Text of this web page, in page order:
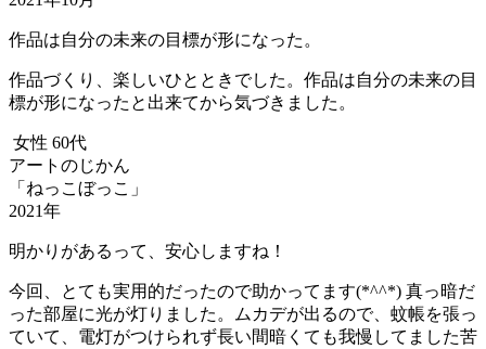
作品は自分の未来の目標が形になった。
作品づくり、楽しいひとときでした。作品は自分の未来の目
標が形になったと出来てから気づきました。
女性 60代
アートのじかん
「ねっこぼっこ」
2021年
明かりがあるって、安心しますね！
今回、とても実用的だったので助かってます(*^^*) 真っ暗だ
った部屋に光が灯りました。ムカデが出るので、蚊帳を張っ
ていて、電灯がつけられず長い間暗くても我慢してました苦